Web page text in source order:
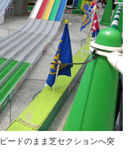
ードのまま芝セクションへ突